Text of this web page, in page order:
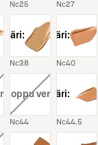
Nc25 Nc27
väri:
Nc38
väri:
Nc40
, loppu verkosta
Nc44
väri:
Nc44.5